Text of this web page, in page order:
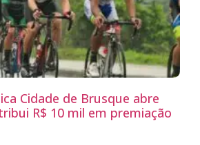
Cidade de Brusque abre
R$ 10 mil em premiação